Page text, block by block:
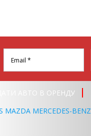
АВТО В ОРЕНДУ
MAZDA MERCEDES-BENZ